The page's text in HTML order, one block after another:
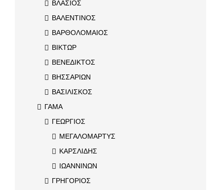
ΒΛΑΣΙΟΣ
ΒΑΛΕΝΤΙΝΟΣ
ΒΑΡΘΟΛΟΜΑΙΟΣ
ΒΙΚΤΩΡ
ΒΕΝΕΔΙΚΤΟΣ
ΒΗΣΣΑΡΙΩΝ
ΒΑΣΙΛΙΣΚΟΣ
ΓΑΜΑ
ΓΕΩΡΓΙΟΣ
ΜΕΓΑΛΟΜΑΡΤΥΣ
ΚΑΡΣΛΙΔΗΣ
ΙΩΑΝΝΙΝΩΝ
ΓΡΗΓΟΡΙΟΣ